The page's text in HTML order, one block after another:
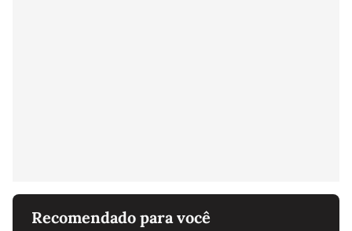
Recomendado para você